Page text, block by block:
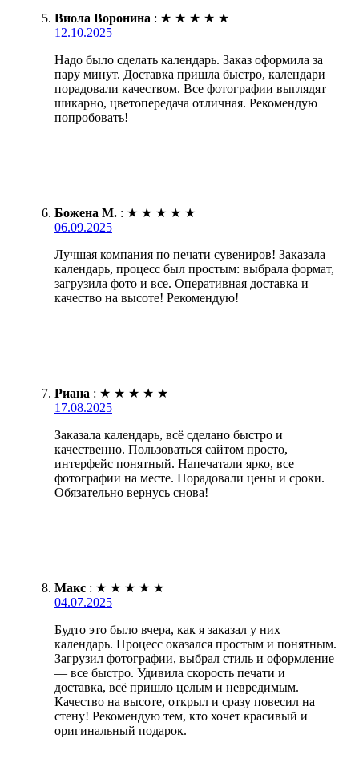
Виола Воронина : ★ ★ ★ ★ ★
12.10.2025
Надо было сделать календарь. Заказ оформила за
пару минут. Доставка пришла быстро, календари
порадовали качеством. Все фотографии выглядят
шикарно, цветопередача отличная. Рекомендую
попробовать!
Божена М. : ★ ★ ★ ★ ★
06.09.2025
Лучшая компания по печати сувениров! Заказала
календарь, процесс был простым: выбрала формат,
загрузила фото и все. Оперативная доставка и
качество на высоте! Рекомендую!
Риана : ★ ★ ★ ★ ★
17.08.2025
Заказала календарь, всё сделано быстро и
качественно. Пользоваться сайтом просто,
интерфейс понятный. Напечатали ярко, все
фотографии на месте. Порадовали цены и сроки.
Обязательно вернусь снова!
Макс : ★ ★ ★ ★ ★
04.07.2025
Будто это было вчера, как я заказал у них
календарь. Процесс оказался простым и понятным.
Загрузил фотографии, выбрал стиль и оформление
— все быстро. Удивила скорость печати и
доставка, всё пришло целым и невредимым.
Качество на высоте, открыл и сразу повесил на
стену! Рекомендую тем, кто хочет красивый и
оригинальный подарок.